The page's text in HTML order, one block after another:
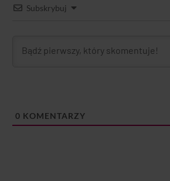
Subskrybuj
0 KOMENTARZY